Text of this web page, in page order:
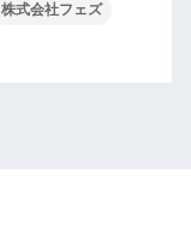
株式会社フェズ